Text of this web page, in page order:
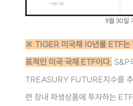
9월 30일
※ TIGER 미국채 10년물 ETF는
표적인 미국 국채 ETF이다. S&P
TREASURY FUTURE지수를
련 장내 파생상품에 투자하는